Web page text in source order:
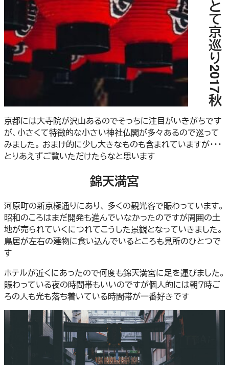
京都には大寺院が沢山あるのでそっちに注目がいきがちです
が、小さくて特徴的な小さい神社仏閣が多々あるので巡って
みました。 おまけ的に少し大きなものも含まれていますが・・・
とりあえずご覧いただけたらなと思います
錦天満宮
河原町の新京極通りにあり、 多くの観光客で賑わっています。
昭和のころはまだ開発も進んでいなかったのですが周囲の土
地が売られていくにつれてこうした景観となっていきました。
鳥居が左右の建物に食い込んでいるところも見所のひとつで
す
ホテルが近くにあったので何度も錦天満宮に足を運びました。
賑わっている夜の時間帯もいいのですが個人的には朝７時ご
ろの人も光も落ち着いている時間帯が一番好きです